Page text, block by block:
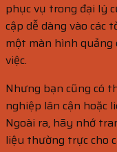
phục vụ trong đại lý
cập dễ dàng vào các
một màn hình
việc.
Nhưng bạn cũng có
nghiệp lân cận hoặc
Ngoài ra, hãy nhớ
liệu thường trực cho